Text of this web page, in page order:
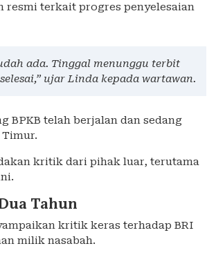
resmi terkait progres penyelesaian
ada. Tinggal menunggu terbit
ujar Linda kepada wartawan.
BPKB telah berjalan dan sedang
kritik dari pihak luar, terutama
Tahun
kritik keras terhadap BRI
milik nasabah.